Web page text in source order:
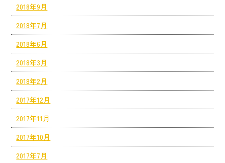
2018年9月
2018年7月
2018年6月
2018年3月
2018年2月
2017年12月
2017年11月
2017年10月
2017年7月